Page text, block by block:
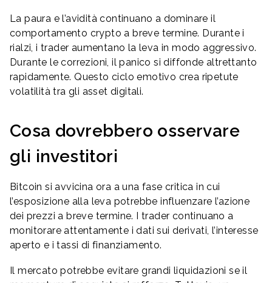
La paura e l’avidità continuano a dominare il
comportamento crypto a breve termine. Durante i
rialzi, i trader aumentano la leva in modo aggressivo.
Durante le correzioni, il panico si diffonde altrettanto
rapidamente. Questo ciclo emotivo crea ripetute
volatilità tra gli asset digitali.
Cosa dovrebbero osservare
gli investitori
Bitcoin si avvicina ora a una fase critica in cui
l’esposizione alla leva potrebbe influenzare l’azione
dei prezzi a breve termine. I trader continuano a
monitorare attentamente i dati sui derivati, l’interesse
aperto e i tassi di finanziamento.
Il mercato potrebbe evitare grandi liquidazioni se il